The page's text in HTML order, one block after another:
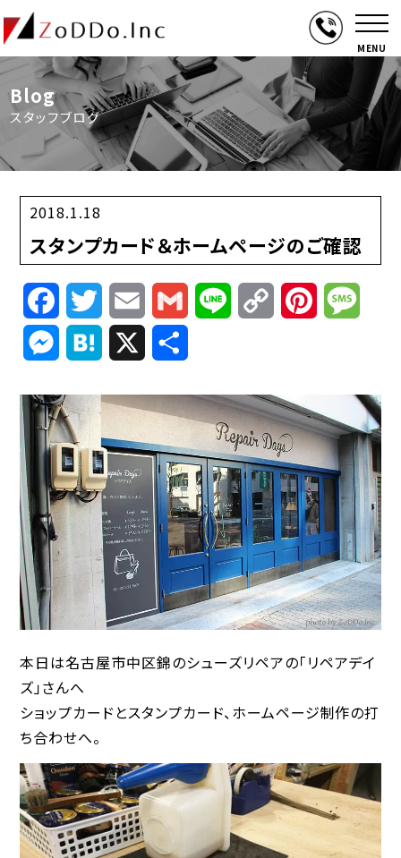
MENU
Blog
スタッフブログ
2018.1.18
スタンプカード＆ホームページのご確認
FacebookTwitterEmail Gmail Line
Copy
Link
Pinterest
Messenger
Hatena
本日は名古屋市中区錦のシューズリペアの「リペアデイ
ズ」さんへ
ショップカードとスタンプカード、ホームページ制作の打
ち合わせへ。